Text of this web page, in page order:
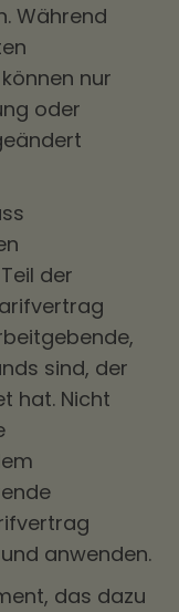
Während
nur
oder
der
sind, der
hat. Nicht
anwenden.
das dazu